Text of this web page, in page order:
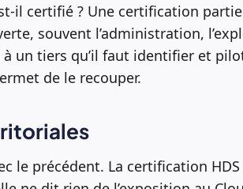
il certifié ? Une certification
souvent l’administration,
un tiers qu’il faut identifier et
de le recouper.
le précédent. La certification